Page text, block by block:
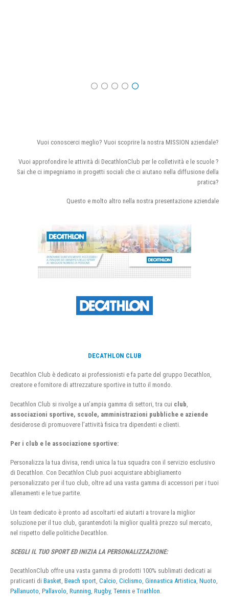
Vuoi conoscerci meglio? Vuoi scoprire la nostra MISSION aziendale?
Vuoi approfondire le attività di DecathlonClub per le colletività e le scuole ?
Sai che ci impegniamo in progetti sociali che ci aiutano nella diffusione della
pratica?
Questo e molto altro nella nostra presentazione aziendale
DECATHLON CLUB
Decathlon Club è dedicato ai professionisti e fa parte del gruppo Decathlon,
creatore e fornitore di attrezzature sportive in tutto il mondo.
Decathlon Club si rivolge a un’ampia gamma di settori, tra cui club
associazioni sportive, scuole, amministrazioni pubbliche e aziende
desiderose di promuovere l’attività fisica tra dipendenti e clienti.
Per i club e le associazione sportive:
Personalizza la tua divisa, rendi unica la tua squadra con il servizio esclusivo
di Decathlon. Con Decathlon Club puoi acquistare abbigliamento
personalizzato per il tuo club, oltre ad una vasta gamma di accessori per i tuoi
allenamenti e le tue partite.
Un team dedicato è pronto ad ascoltarti ed aiutarti a trovare la miglior
soluzione per il tuo club, garantendoti la miglior qualità prezzo sul mercato,
nel rispetto delle politiche Decathlon.
SCEGLI IL TUO SPORT ED INIZIA LA PERSONALIZZAZIONE:
DecathlonClub offre una vasta gamma di prodotti 100% sublimati dedicati ai
praticanti di Basket, Beach sport, Calcio, Ciclismo, Ginnastica Artistica, Nuoto,
Pallanuoto, Pallavolo, Running, Rugby, Tennis e Triathlon.